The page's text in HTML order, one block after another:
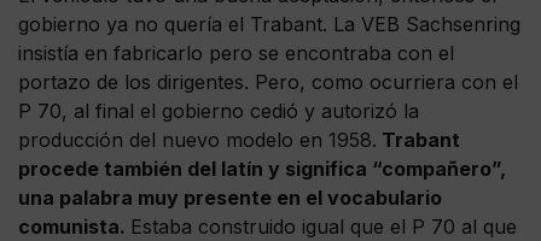
gobierno ya no quería el Trabant. La VEB Sachsenring
insistía en fabricarlo pero se encontraba con el
portazo de los dirigentes. Pero, como ocurriera con el
P 70, al final el gobierno cedió y autorizó la
producción del nuevo modelo en 1958. Trabant
procede también del latín y significa “compañero”,
una palabra muy presente en el vocabulario
comunista. Estaba construido igual que el P 70 al que